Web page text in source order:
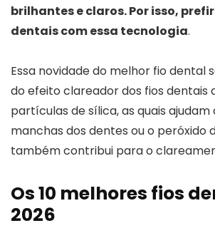
brilhantes e claros. Por isso,
dentais com essa tecnologia.
Essa novidade do melhor fio dental
do efeito clareador dos fios dentais
partículas de sílica, as quais
manchas dos dentes ou o peróxido
também contribui para o
Os 10 melhores fios
2026